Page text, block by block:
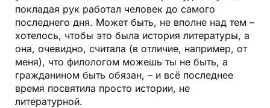
покладая рук работал человек до самого
последнего дня. Может быть, не вполне над тем –
хотелось, чтобы это была история литературы, а
она, очевидно, считала (в отличие, например, от
меня), что филологом можешь ты не быть, а
гражданином быть обязан, – и всё последнее
время посвятила просто истории, не
литературной.